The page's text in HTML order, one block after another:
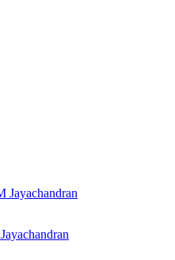
Jayachandran